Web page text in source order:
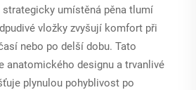
umístěná pěna tlumí
vložky zvyšují komfort při
nebo po delší dobu. Tato
anatomického designu a trvanlivé
plynulou pohyblivost po